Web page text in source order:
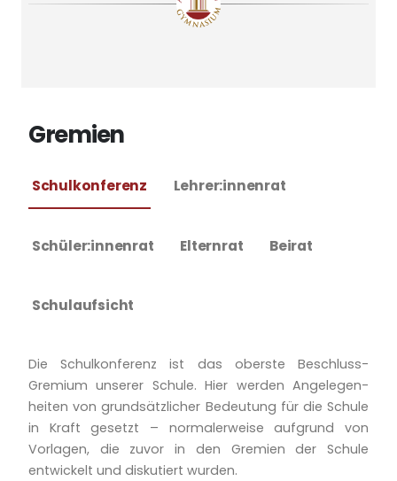
Gremien
Schulkonferenz Lehrer:innenrat
Schüler:innenrat Elternrat Beirat
Schulaufsicht
Die Schulkonferenz ist das oberste Beschluss-
Gremium unserer Schule. Hier werden Angelegen­
heiten von grundsätzlicher Bedeutung für die Schule
in Kraft gesetzt – normalerweise aufgrund von
Vorlagen, die zuvor in den Gremien der Schule
entwickelt und diskutiert wurden.